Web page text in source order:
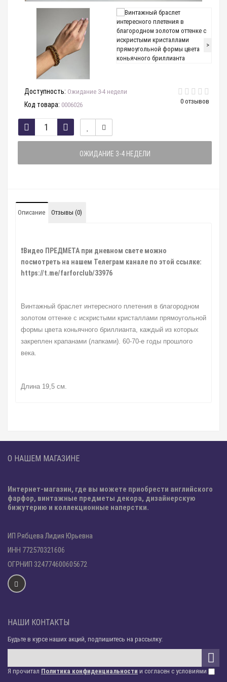
>
0 отзывов
Доступность: Ожидание 3-4 недели
Код товара: 0006026
ОЖИДАНИЕ 3-4 НЕДЕЛИ
Описание Отзывы (0)
❗Видео ПРЕДМЕТА при дневном свете можно
посмотреть на нашем Телеграм канале по этой ссылке:
https://t.me/farforclub/33976
Винтажный браслет интересного плетения в благородном
золотом оттенке с искристыми кристаллами прямоугольной
формы цвета коньячного бриллианта, каждый из которых
закреплен крапанами (лапками). 60-70-е годы прошлого
века.
Длина 19,5 см.
О НАШЕМ МАГАЗИНЕ
Интернет-магазин, где вы можете приобрести английского
фарфор, винтажные предметы декора, дизайнерскую
бижутерию и коллекционные наперстки.
ИП Рябцева Лидия Юрьевна
ИНН 772570321606
ОГРНИП 324774600605672
НАШИ КОНТАКТЫ
Будьте в курсе наших акций, подпишитесь на рассылку:
Я прочитал Политика конфиденциальности и согласен с условиями